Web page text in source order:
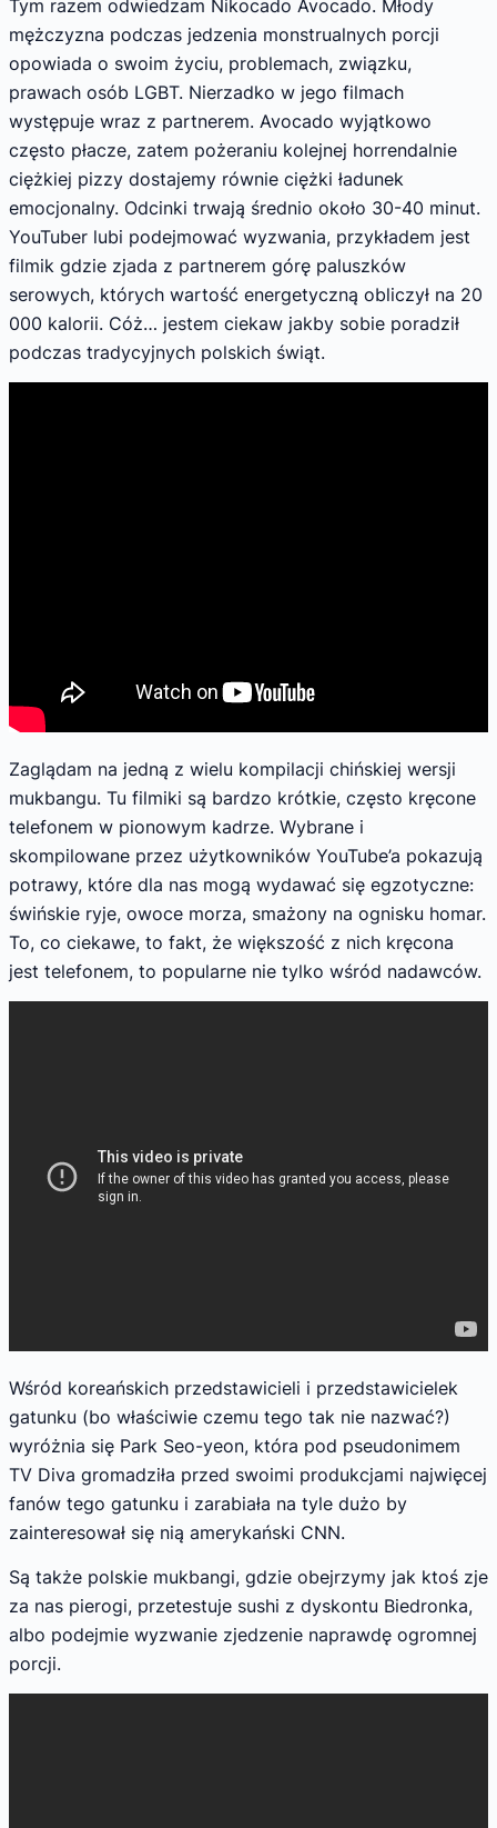
Tym razem odwiedzam Nikocado Avocado. Młody
mężczyzna podczas jedzenia monstrualnych porcji
opowiada o swoim życiu, problemach, związku,
prawach osób LGBT. Nierzadko w jego filmach
występuje wraz z partnerem. Avocado wyjątkowo
często płacze, zatem pożeraniu kolejnej horrendalnie
ciężkiej pizzy dostajemy równie ciężki ładunek
emocjonalny. Odcinki trwają średnio około 30-40 minut.
YouTuber lubi podejmować wyzwania, przykładem jest
filmik gdzie zjada z partnerem górę paluszków
serowych, których wartość energetyczną obliczył na 20
000 kalorii. Cóż… jestem ciekaw jakby sobie poradził
podczas tradycyjnych polskich świąt.
Zaglądam na jedną z wielu kompilacji chińskiej wersji
mukbangu. Tu filmiki są bardzo krótkie, często kręcone
telefonem w pionowym kadrze. Wybrane i
skompilowane przez użytkowników YouTube’a pokazują
potrawy, które dla nas mogą wydawać się egzotyczne:
świńskie ryje, owoce morza, smażony na ognisku homar.
To, co ciekawe, to fakt, że większość z nich kręcona
jest telefonem, to popularne nie tylko wśród nadawców.
Wśród koreańskich przedstawicieli i przedstawicielek
gatunku (bo właściwie czemu tego tak nie nazwać?)
wyróżnia się Park Seo-yeon, która pod pseudonimem
TV Diva gromadziła przed swoimi produkcjami najwięcej
fanów tego gatunku i zarabiała na tyle dużo by
zainteresował się nią amerykański CNN.
Są także polskie mukbangi, gdzie obejrzymy jak ktoś zje
za nas pierogi, przetestuje sushi z dyskontu Biedronka,
albo podejmie wyzwanie zjedzenie naprawdę ogromnej
porcji.